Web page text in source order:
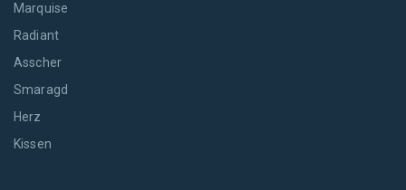
Marquise
Radiant
Asscher
Smaragd
Herz
Kissen